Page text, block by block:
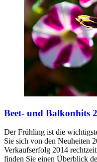
Beet- und Balkonhits
Der Frühling ist die
Sie sich von den Neuheiten
Verkaufserfolg 2014
finden Sie einen Überblick